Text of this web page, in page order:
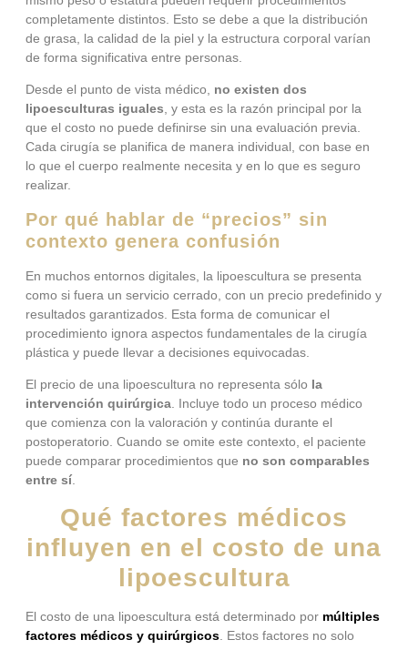
completamente distintos. Esto se debe a que la distribución
de grasa, la calidad de la piel y la estructura corporal varían
de forma significativa entre personas.
Desde el punto de vista médico, no existen dos
lipoesculturas iguales , y esta es la razón principal por la
que el costo no puede definirse sin una evaluación previa.
Cada cirugía se planifica de manera individual, con base en
lo que el cuerpo realmente necesita y en lo que es seguro
realizar.
Por qué hablar de “precios” sin
contexto genera confusión
En muchos entornos digitales, la lipoescultura se presenta
como si fuera un servicio cerrado, con un precio predefinido y
resultados garantizados. Esta forma de comunicar el
procedimiento ignora aspectos fundamentales de la cirugía
plástica y puede llevar a decisiones equivocadas.
El precio de una lipoescultura no representa sólo la
intervención quirúrgica . Incluye todo un proceso médico
que comienza con la valoración y continúa durante el
postoperatorio. Cuando se omite este contexto, el paciente
puede comparar procedimientos que no son comparables
entre sí
Qué factores médicos
influyen en el costo de una
lipoescultura
El costo de una lipoescultura está determinado por múltiples
factores médicos y quirúrgicos. Estos factores no solo